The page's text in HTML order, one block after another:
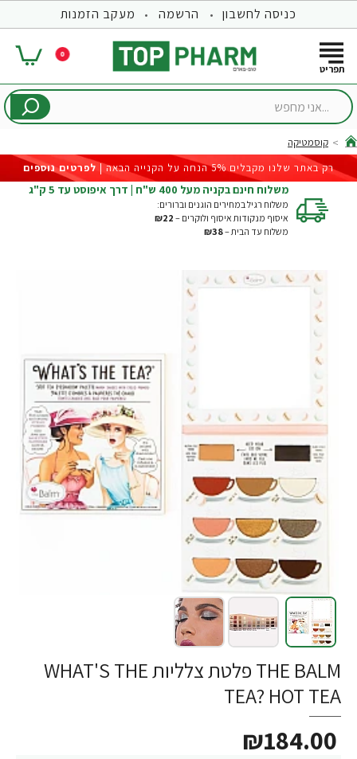
כניסה לחשבון הרשמה מעקב הזמנות
0
...אני
home
קוסמטיקה
רק באתר שלנו מקבלים 5% הנחה על הקנייה הבאה |
לפרטים נוספים
משלוח חינם בקניה מעל 400 ש"ח | דרך איפוסט עד 5 ק"ג
משלוח רגיל במחירים הוגנים וברורים:
איסוף מנקודות איסוף ולוקרים – ₪22
משלוח עד הבית –₪38
THE BALM פלטת צלליות WHAT'S THE
TEA? HOT TEA
₪184.00